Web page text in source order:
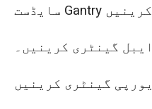
سایڈست Gantry کرینیں
گینٹری کرینیں۔
یورپی گینٹری کرینیں